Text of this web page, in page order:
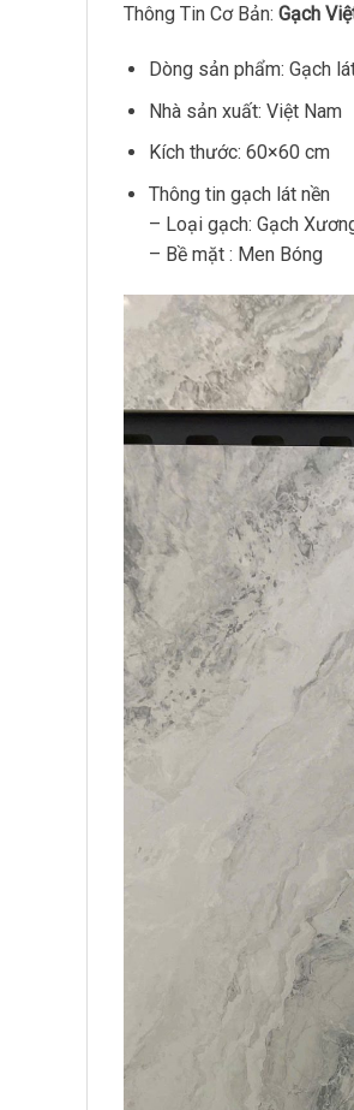
Thông Tin Cơ Bản: Gạch
Dòng sản phẩm: Gạch
Nhà sản xuất: Việt Nam
Kích thước: 60×60 cm
Thông tin gạch lát nền
– Loại gạch: Gạch
– Bề mặt : Men Bóng